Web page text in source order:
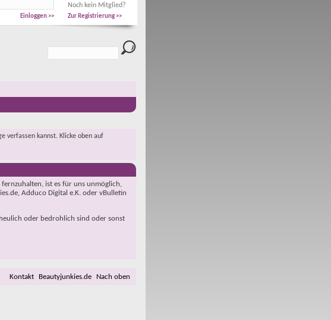
Noch kein Mitglied?
Einloggen >> Zur Registrierung >>
verfassen kannst. Klicke oben auf
ist es für uns unmöglich,
Adduco Digital e.K. oder vBulletin
oder bedrohlich sind oder sonst
Kontakt Beautyjunkies.de Nach oben